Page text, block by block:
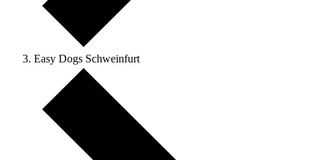
Easy Dogs Schweinfurt